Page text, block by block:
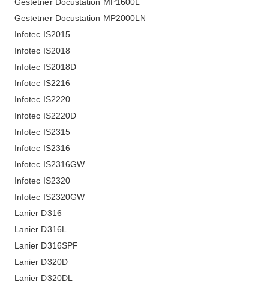
Gestetner Docustation MP1600L
Gestetner Docustation MP2000LN
Infotec IS2015
Infotec IS2018
Infotec IS2018D
Infotec IS2216
Infotec IS2220
Infotec IS2220D
Infotec IS2315
Infotec IS2316
Infotec IS2316GW
Infotec IS2320
Infotec IS2320GW
Lanier D316
Lanier D316L
Lanier D316SPF
Lanier D320D
Lanier D320DL